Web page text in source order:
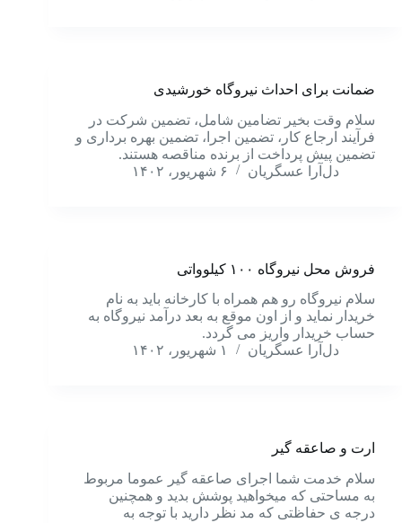
ضمانت برای احداث نیروگاه خورشیدی
سلام وقت بخیر تضامین شامل، تضمین شرکت در
فرآیند ارجاع کار، تضمین اجرا، تضمین بهره برداری و
تضمین پیش پرداخت از برنده مناقصه هستند.
دل‌آرا عسگریان
۶ شهریور، ۱۴۰۲
فروش محل نیروگاه ۱۰۰ کیلوواتی
سلام نیروگاه رو هم همراه با کارخانه باید به نام
خریدار نماید و از اون موقع به بعد درآمد نیروگاه به
حساب خریدار واریز می گردد.
دل‌آرا عسگریان
۱ شهریور، ۱۴۰۲
ارت و صاعقه گیر
سلام خدمت شما اجرای صاعقه گیر عموما مربوط
به مساحتی که میخواهید پوشش بدید و همچنین
درجه ی حفاظتی که مد نظر دارید با توجه به